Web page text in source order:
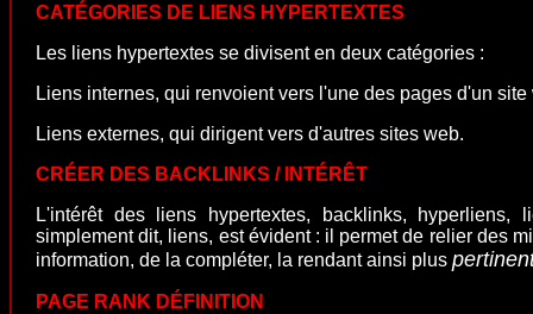
CATÉGORIES DE LIENS HYPERTEXTES
Les liens hypertextes se divisent en deux catégories :
Liens internes, qui renvoient vers l'une des pages d'un site
Liens externes, qui dirigent vers d'autres sites web.
CRÉER DES BACKLINKS / INTÉRÊT
L'intérêt des liens hypertextes, backlinks, hyperliens,
simplement dit, liens, est évident : il permet de relier des
information, de la compléter, la rendant ainsi plus
PAGE RANK DÉFINITION